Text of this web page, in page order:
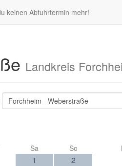
keinen Abfuhrtermin mehr!
Landkreis
Forchheim - Weberstraße
Sa So
1 2